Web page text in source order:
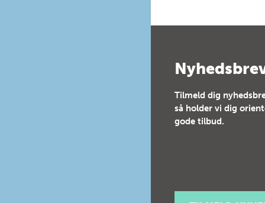
Tilmeld dig
så holder vi dig
gode tilbud.